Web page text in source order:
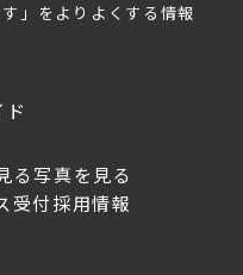
」をよりよくする情報
る写真を見る
受付採用情報